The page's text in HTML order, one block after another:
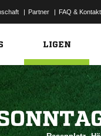
| Partner | FAQ & Kontakt
LIGEN